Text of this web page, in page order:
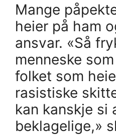
Mange
heier på ham
ansvar. «Så
menneske
folket som
rasistiske
kan kanskje si
beklagelige,»